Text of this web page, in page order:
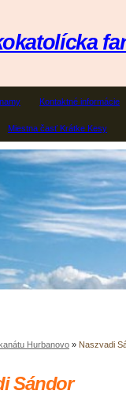
Kontaktné informácie
Miestna časť Krátke Kesy
Hurbanovo » Naszvadi
Sándor